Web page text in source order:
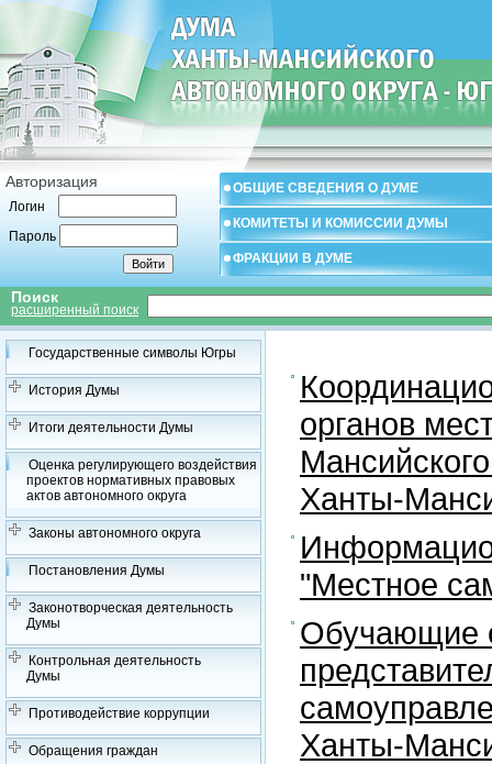
Авторизация
Логин
Пароль
ОБЩИЕ СВЕДЕНИЯ О ДУМЕ
КОМИТЕТЫ И КОМИССИИ ДУМЫ
ФРАКЦИИ В ДУМЕ
Поиск
расширенный поиск
Государственные символы Югры
История Думы
Итоги деятельности Думы
Оценка регулирующего воздействия
проектов нормативных правовых
актов автономного округа
Законы автономного округа
Постановления Думы
Законотворческая деятельность
Думы
Контрольная деятельность
Думы
Противодействие коррупции
Обращения граждан
органов
Ханты-
"Местное
Обучающие
Ханты-